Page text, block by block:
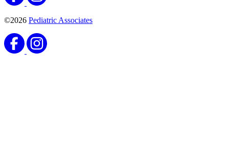
©2026 Pediatric Associates